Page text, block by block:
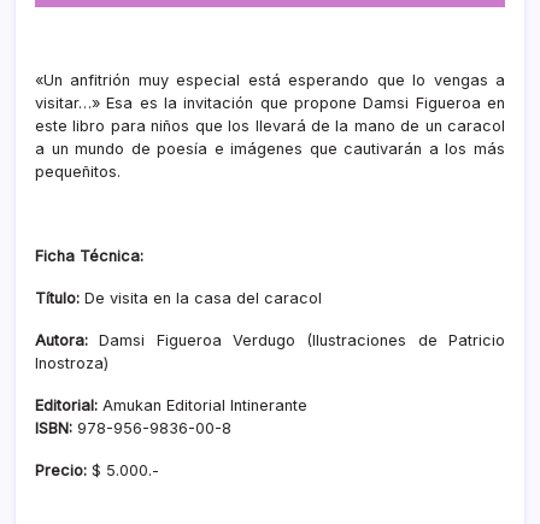
«Un anfitrión muy especial está esperando que lo vengas a
visitar…» Esa es la invitación que propone Damsi Figueroa en
este libro para niños que los llevará de la mano de un caracol
a un mundo de poesía e imágenes que cautivarán a los más
pequeñitos.
Ficha Técnica:
Título: De visita en la casa del caracol
Autora: Damsi Figueroa Verdugo (Ilustraciones de Patricio
Inostroza)
Editorial: Amukan Editorial Intinerante
ISBN: 978-956-9836-00-8
Precio: $ 5.000.-